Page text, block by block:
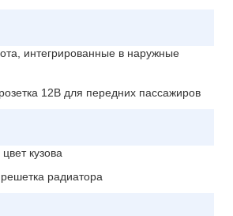
интегрированные в наружные
12В для передних пассажиров
кузова
радиатора